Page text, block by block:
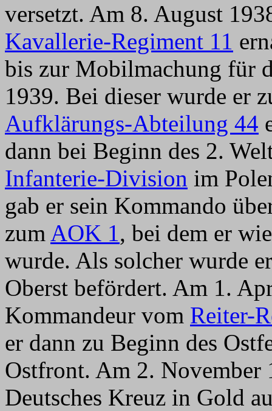
versetzt. Am 8. August
Kavallerie-Regiment 11
bis zur Mobilmachung für
1939. Bei dieser wurde er
Aufklärungs-Abteilung 44
dann bei Beginn des 2.
Infanterie-Division im
gab er sein Kommando
zum AOK 1, bei dem er
wurde. Als solcher wurde
Oberst befördert. Am 1.
Kommandeur vom Reiter-
er dann zu Beginn des
Ostfront. Am 2. November
Deutsches Kreuz in Gold